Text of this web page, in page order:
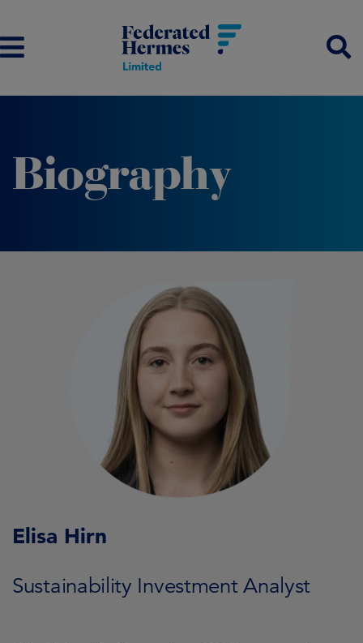
Biography
Elisa Hirn
Sustainability Investment Analyst